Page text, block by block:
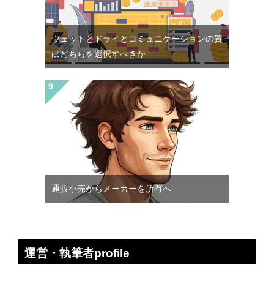
ウェットとドライとコミュニケーションの質
はどちらを選択すべきか
通販小売からメーカーを所有へ
運営・執筆者profile